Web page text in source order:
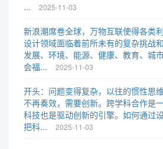
... 2025-11-03
新浪潮席卷全球，万物互联使得各类
设计领域面临着前所未有的复杂挑战
发展、环境、能源、健康、教育、城
会福...
2025-11-03
开头：问题变得复杂，以往的惯性思
不再奏效，需要创新。跨学科合作是
科技也是驱动创新的引擎。如何通过
把科...
2025-11-03